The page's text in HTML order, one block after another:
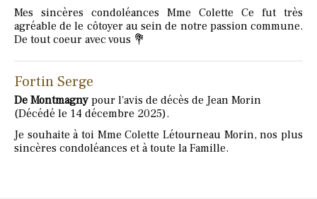
Mes sincères condoléances Mme Colette Ce fut très
agréable de le côtoyer au sein de notre passion commune.
De tout coeur avec vous 💐
Fortin Serge
De Montmagny pour l'avis de décès de Jean Morin
(Décédé le 14 décembre 2025).
Je souhaite à toi Mme Colette Létourneau Morin, nos plus
sincères condoléances et à toute la Famille.